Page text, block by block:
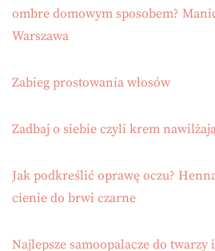
ombre domowym sposobem?
Warszawa
Zabieg prostowania włosów
Zadbaj o siebie czyli krem
Jak podkreślić oprawę oczu?
cienie do brwi czarne
Najlepsze samoopalacze do twarzy